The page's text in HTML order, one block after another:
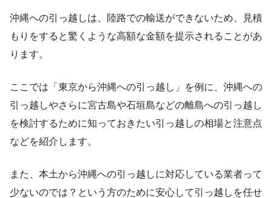
沖縄への引っ越しは、陸路での輸送ができないため、見積
もりをすると驚くような高額な金額を提示されることがあ
ります。
ここでは「東京から沖縄への引っ越し」を例に、沖縄への
引っ越しやさらに宮古島や石垣島などの離島への引っ越し
を検討するために知っておきたい引っ越しの相場と注意点
などを紹介します。
また、本土から沖縄への引っ越しに対応している業者って
少ないのでは？という方のために安心して引っ越しを任せ